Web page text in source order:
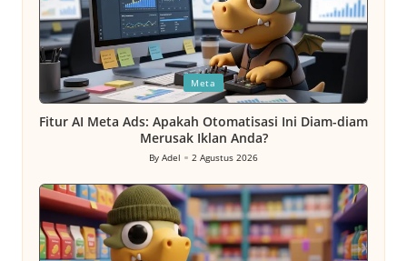
Posted
in
Meta
Fitur AI Meta Ads: Apakah Otomatisasi Ini Diam-diam
Merusak Iklan Anda?
Posted
by
By Adel 2 Agustus 2026